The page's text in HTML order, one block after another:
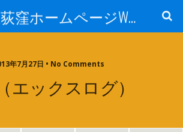
杉並区荻窪ホームページWEB制作会社コラボレーションオフィス カッキッズ SEO・サーチエンジン登録、SEOオートマチック・Facebook・スマホ・Twitter・プランニング、デザイン、HTMLコーディング、サーバ管理
年7月27日 • No Comments
エックスログ）